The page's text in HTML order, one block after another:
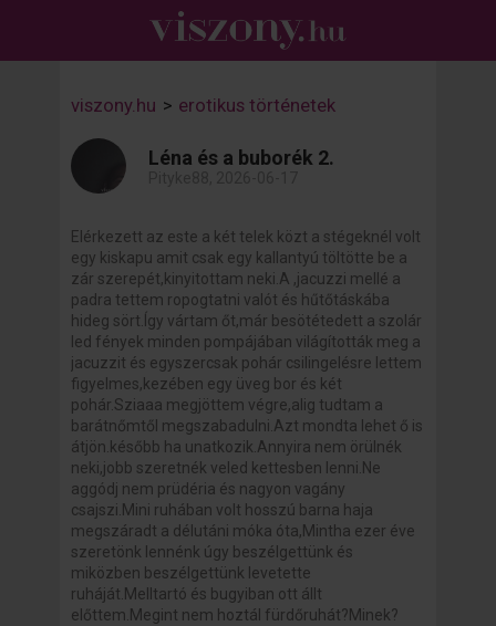
viszony.hu > erotikus történetek
Léna és a buborék 2.
Elérkezett az este a két telek közt a stégeknél volt
egy kiskapu amit csak egy kallantyú töltötte be a
zár szerepét,kinyitottam neki.A ,jacuzzi mellé a
padra tettem ropogtatni valót és hűtőtáskába
hideg sört.Így vártam őt,már besötétedett a szolár
led fények minden pompájában világították meg a
jacuzzit és egyszercsak pohár csilingelésre lettem
figyelmes,kezében egy üveg bor és két
pohár.Sziaaa megjöttem végre,alig tudtam a
barátnőmtől megszabadulni.Azt mondta lehet ő is
átjön.később ha unatkozik.Annyira nem örülnék
neki,jobb szeretnék veled kettesben lenni.Ne
aggódj nem prüdéria és nagyon vagány
csajszi.Mini ruhában volt hosszú barna haja
megszáradt a délutáni móka óta,Mintha ezer éve
szeretönk lennénk úgy beszélgettünk és
miközben beszélgettünk levetette
ruháját.Melltartó és bugyiban ott állt
előttem.Megint nem hoztál fürdőruhát?Minek?